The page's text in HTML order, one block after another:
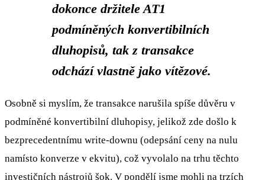
dokonce držitele AT1
podmíněných konvertibilních
dluhopisů, tak z transakce
odchází vlastně jako vítězové.
Osobně si myslím, že transakce narušila spíše důvěru v
podmíněné konvertibilní dluhopisy, jelikož zde došlo k
bezprecedentnímu write-downu (odepsání ceny na nulu
namísto konverze v ekvitu), což vyvolalo na trhu těchto
investičních nástrojů šok. V pondělí jsme mohli na trzích